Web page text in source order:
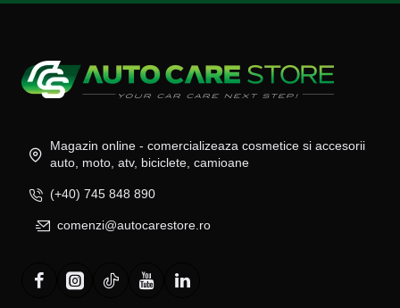
Magazin online - comercializeaza cosmetice si accesorii
auto, moto, atv, biciclete, camioane
(+40) 745 848 890
comenzi@autocarestore.ro